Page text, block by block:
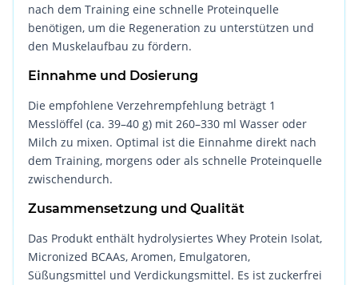
nach dem Training eine schnelle Proteinquelle
benötigen, um die Regeneration zu unterstützen und
den Muskelaufbau zu fördern.
Einnahme und Dosierung
Die empfohlene Verzehrempfehlung beträgt 1
Messlöffel (ca. 39–40 g) mit 260–330 ml Wasser oder
Milch zu mixen. Optimal ist die Einnahme direkt nach
dem Training, morgens oder als schnelle Proteinquelle
zwischendurch.
Zusammensetzung und Qualität
Das Produkt enthält hydrolysiertes Whey Protein Isolat,
Micronized BCAAs, Aromen, Emulgatoren,
Süßungsmittel und Verdickungsmittel. Es ist zuckerfrei